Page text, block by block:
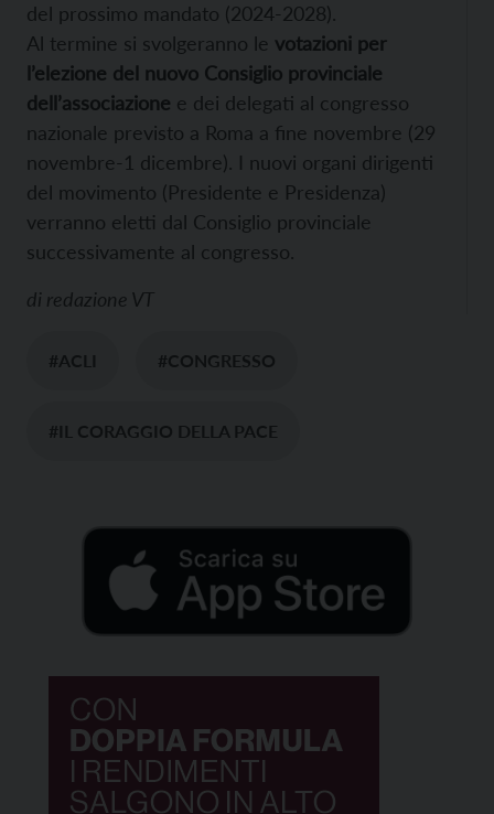
del prossimo mandato (2024-2028).
Al termine si svolgeranno le votazioni per
l’elezione del nuovo Consiglio provinciale
dell’associazione e dei delegati al congresso
nazionale previsto a Roma a fine novembre (29
novembre-1 dicembre). I nuovi organi dirigenti
del movimento (Presidente e Presidenza)
verranno eletti dal Consiglio provinciale
successivamente al congresso.
di redazione VT
#ACLI #CONGRESSO
#IL CORAGGIO DELLA PACE